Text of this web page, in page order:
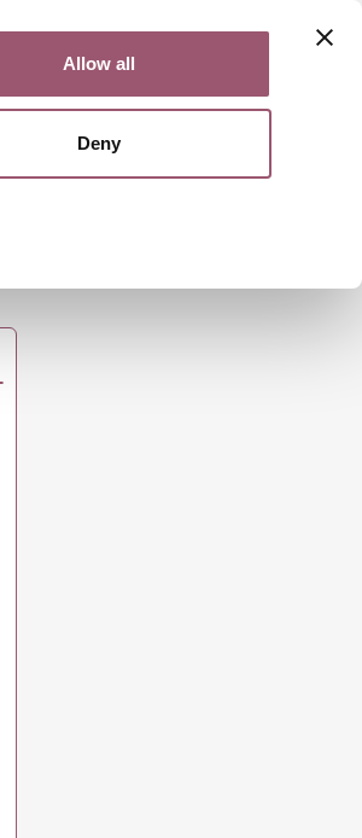
Allow all
DenySök